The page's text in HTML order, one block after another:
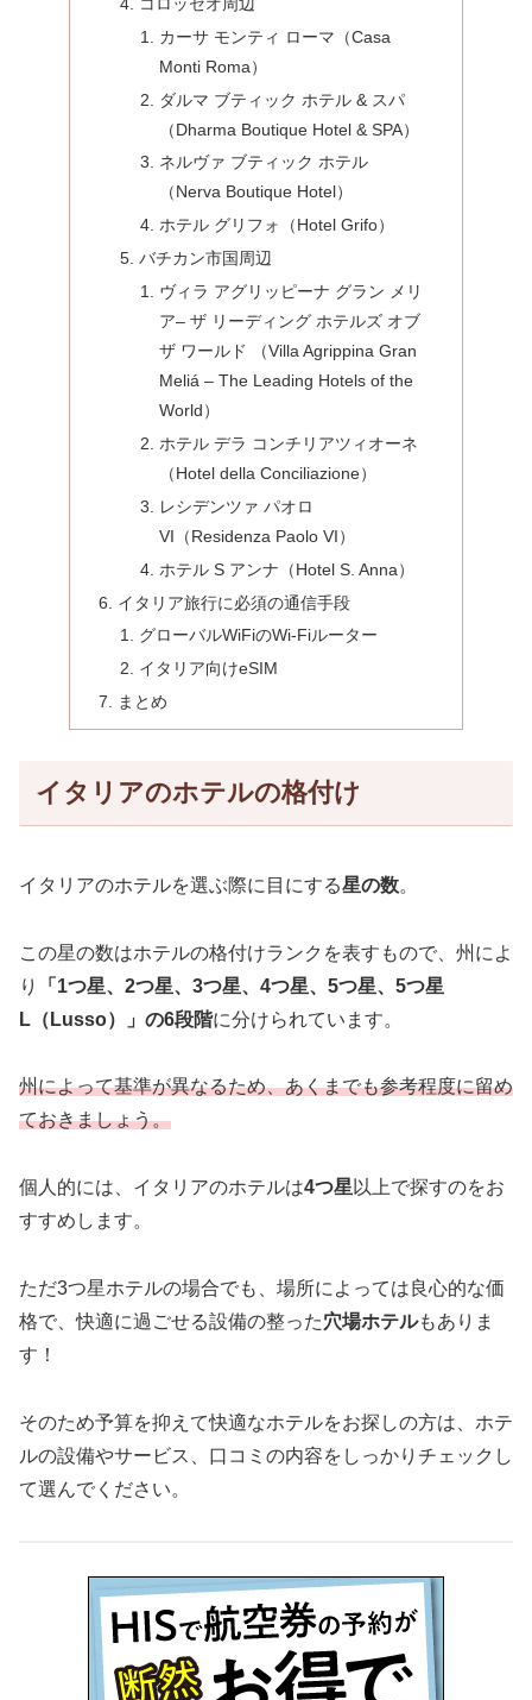
カーサ モンティ ローマ（Casa
Monti Roma）
ダルマ ブティック ホテル & スパ
（Dharma Boutique Hotel & SPA）
ネルヴァ ブティック ホテル
（Nerva Boutique Hotel）
ホテル グリフォ（Hotel Grifo）
バチカン市国周辺
ヴィラ アグリッピーナ グラン メリ
ア– ザ リーディング ホテルズ オブ
ザ ワールド （Villa Agrippina Gran
Meliá – The Leading Hotels of the
World）
ホテル デラ コンチリアツィオーネ
（Hotel della Conciliazione）
レシデンツァ パオロ
VI（Residenza Paolo VI）
ホテル S アンナ（Hotel S. Anna）
イタリア旅行に必須の通信手段
グローバルWiFiのWi-Fiルーター
イタリア向けeSIM
まとめ
イタリアのホテルの格付け
イタリアのホテルを選ぶ際に目にする星の数。
この星の数はホテルの格付けランクを表すもので、州によ
り
「1つ星、2つ星、3つ星、4つ星、5つ星、5つ星
L（Lusso）」の6段階に分けられています。
州によって基準が異なるため、あくまでも参考程度に留め
ておきましょう。
個人的には、イタリアのホテルは4つ星 以上で探すのをお
すすめします。
ただ3つ星ホテルの場合でも、場所によっては良心的な価
格で、快適に過ごせる設備の整った穴場ホテルもありま
す！
そのため予算を抑えて快適なホテルをお探しの方は、ホテ
ルの設備やサービス、口コミの内容をしっかりチェックし
て選んでください。